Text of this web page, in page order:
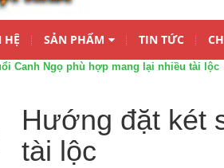
HỆ SẢN PHẨM TIN TỨC
Canh Ngọ phù hợp mang lại nhiều tài lộc
Hướng đặt két
tài lộc